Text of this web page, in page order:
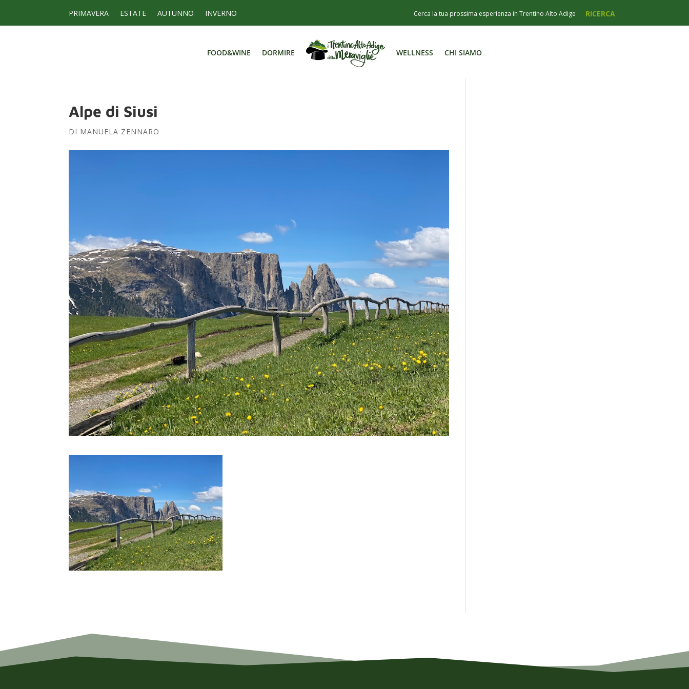
PRIMAVERA ESTATE AUTUNNO INVERNO
FOOD&WINE DORMIRE WELLNESS CHI SIAMO
FOOD&WINE DORMIRE WELLNESS CHI SIAMO
Alpe di Siusi
DI MANUELA ZENNARO